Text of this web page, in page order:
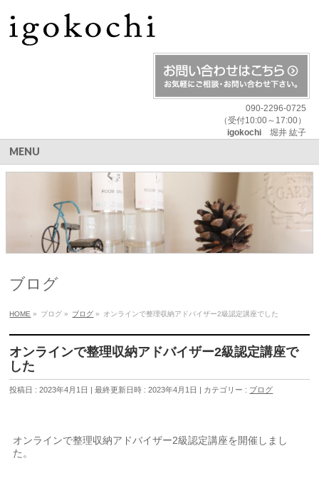
090-2296-0725
（受付10:00～17:00）
igokochi堀井 紘子
MENU
ブログ
HOME » ブログ » ブログ » オンラインで整理収納アドバイザー2級認定講座でした
オンラインで整理収納アドバイザー2級認定講座で
した
投稿日 : 2023年4月1日 最終更新日時 : 2023年4月1日 カテゴリー : ブログ
オンラインで整理収納アドバイザー2級認定講座を開催しまし
た。